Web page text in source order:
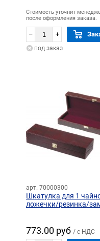
Стоимость уточнит
после оформления заказа.
– +
под заказ
арт. 70000300
Шкатулка для 1
ложечки/резинка/
773.00 руб / с НДС